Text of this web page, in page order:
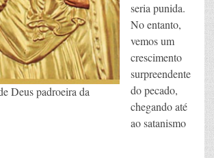
Deus padroeira da
seria punida.
No entanto,
vemos um
crescimento
surpreendente
do pecado,
chegando até
ao satanismo